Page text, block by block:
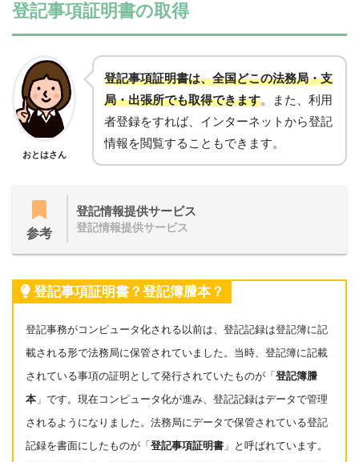
登記事項証明書の取得
おとはさん
登記事項証明書は、全国どこの法務局・支
局・出張所でも取得できます。また、利用
者登録をすれば、インターネットから登記
情報を閲覧することもできます。
参考
登記情報提供サービス
登記情報提供サービス
登記事項証明書？登記簿謄本？
登記事務がコンピュータ化される以前は、登記記録は登記簿に記
載される形で法務局に保管されていました。当時、登記簿に記載
されている事項の証明として発行されていたものが「 登記簿謄
本 」です。現在コンピュータ化が進み、登記記録はデータで管理
されるようになりました。法務局にデータで保管されている登記
記録を書面にしたものが「 登記事項証明書 」と呼ばれています。